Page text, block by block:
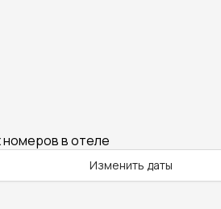
в отеле
Изменить даты